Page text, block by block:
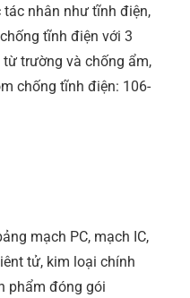
nhân như tĩnh điện,
tĩnh điện với 3
trường và chống ẩm,
chống tĩnh điện: 106-
mạch PC, mạch IC,
tử, kim loại chính
phẩm đóng gói